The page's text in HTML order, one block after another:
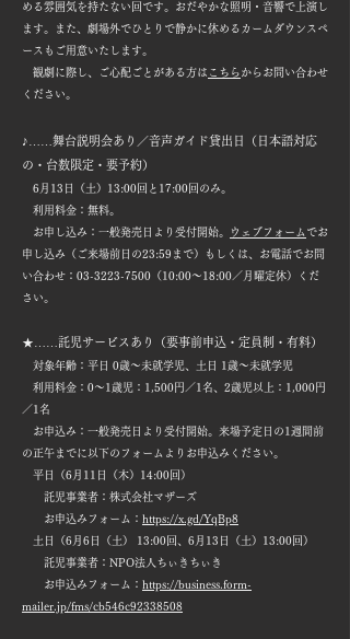
める雰囲気を持たない回です。おだやかな照明・音響で上演し
ます。また、劇場外でひとりで静かに休めるカームダウンスペ
ースもご用意いたします。
観劇に際し、ご心配ごとがある方は こちら からお問い合わせ
ください。
♪……舞台説明会あり／音声ガイド貸出日（日本語対応
の・台数限定・要予約）
6月13日（土）13:00回と17:00回のみ。
利用料金：無料。
お申し込み：一般発売日より受付開始。
ウェブフォーム でお
申し込み（ご来場前日の23:59まで）もしくは、お電話でお問
い合わせ：03-3223-7500（10:00〜18:00／月曜定休）くだ
さい。
★……託児サービスあり（要事前申込・定員制・有料）
対象年齢：平日 0歳～未就学児、土日 1歳～未就学児
利用料金：0～1歳児：1,500円／1名、2歳児以上：1,000円
／1名
お申込み：一般発売日より受付開始。来場予定日の1週間前
の正午までに以下のフォームよりお申込みください。
平日（6月11日（木）14:00回）
託児事業者：株式会社マザーズ
お申込みフォーム： https://x.gd/YqBp8
土日（6月6日（土） 13:00回、6月13日（土）13:00回）
託児事業者：NPO法人ちぃきちぃき
お申込みフォーム： https://business.form-
mailer.jp/fms/cb546c92338508